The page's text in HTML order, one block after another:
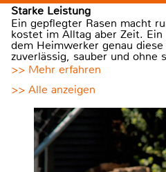
Starke Leistung
Ein gepflegter Rasen macht
kostet im Alltag aber Zeit.
dem Heimwerker genau
zuverlässig, sauber und ohne
>> Mehr erfahren
>> Alle anzeigen